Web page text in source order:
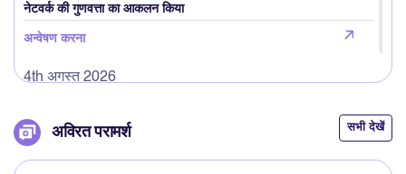
नेटवर्क की गुणवत्ता का आकलन किया
अन्वेषण करना
4th अगस्त 2026
वाणिज्यिक संप्रेषण (UCC) के खिलाफ कार्रवाई से संबंधित मुख्य सूचना जारी की
अन्वेषण करना
अविरत परामर्श सभी देखें